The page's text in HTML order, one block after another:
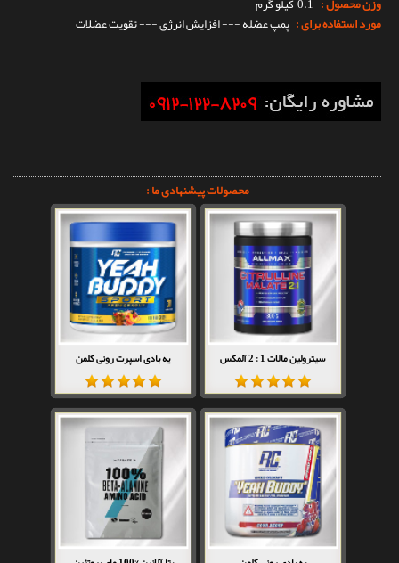
مورد استفاده برای : پمپ عضله --- افزایش انرژی --- تقویت عضلات
محصولات پیشنهادی ما :
سیترولین مالات 1 : 2 آلمکس یه بادی اسپرت رونی کلمن